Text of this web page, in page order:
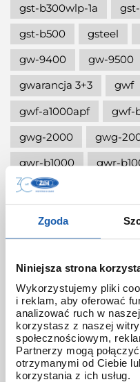
Zgoda
Niniejsza strona
Wykorzystujemy pliki
i reklam, aby oferować
analizować ruch w
korzystasz z naszej
społecznościowym,
Partnerzy mogą
otrzymanymi od Ciebie
korzystania z ich usług.
gst-b300wlp-1a
gst-b500
gsteel
gw-9400
gw-9500
gwarancja 3+3
gwf
gwf-a1000apf
gwf-
gwg-2000
gwg-
gwr-b1000
gwr-
hidden talents
ignite red
iluminator g-shock
instrukcja
jak
jak skrócić bransoletę
jak ustawić zegarek g-
jak włączyć
jak wymienić baterię